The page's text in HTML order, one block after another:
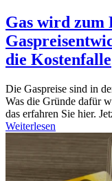
Gas wird zum
die Kostenfalle
Die Gaspreise sind in
Was die Gründe dafür
das erfahren Sie hier.
Weiterlesen